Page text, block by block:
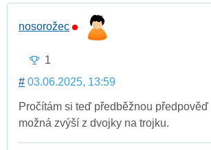
nosorožec
1
# 03.06.2025, 13:59
Pročítám si teď předběžnou předpověď
možná zvýší z dvojky na trojku.